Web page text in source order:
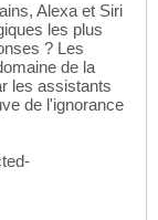
Alexa et Siri
les plus
? Les
de la
les assistants
de l'ignorance